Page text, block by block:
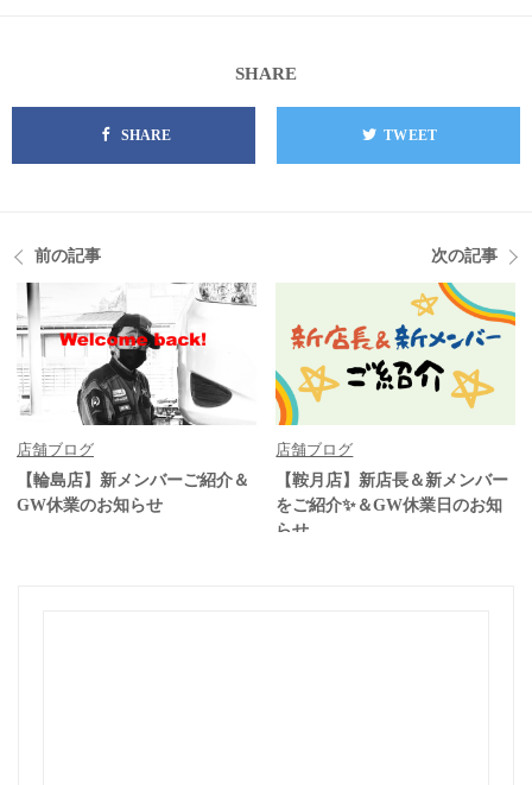
SHARE
SHARE TWEET
前の記事
店舗ブログ
【輪島店】新メンバーご紹介＆
GW休業のお知らせ
次の記事
店舗ブログ
【鞍月店】新店長＆新メンバー
をご紹介✨＆GW休業日のお知
らせ